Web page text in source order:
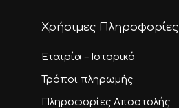
Χρήσιμες Πληροφορίες
Εταιρία – Ιστορικό
Τρόποι πληρωμής
Πληροφορίες Αποστολής